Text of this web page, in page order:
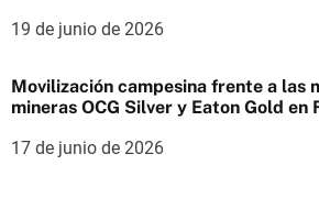
19 de junio de 2026
Movilización campesina frente a las
mineras OCG Silver y Eaton Gold en
17 de junio de 2026